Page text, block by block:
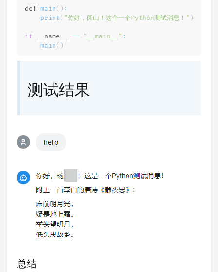
def main( ) :
print( "你好，阅山！这个一个Python测试消息！" )
if __name__ == "__main__" :
main( )
测试结果
总结